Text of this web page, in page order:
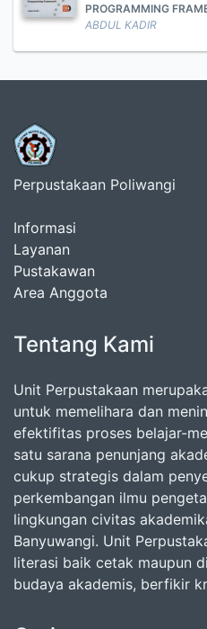
PROGRAMMING
ABDUL KADIR
Perpustakaan Poliwangi
Informasi
Layanan
Pustakawan
Area Anggota
Tentang Kami
Unit Perpustakaan
untuk memelihara dan
efektifitas proses belajar-
satu sarana penunjang
cukup strategis dalam
perkembangan ilmu
lingkungan civitas
Banyuwangi. Unit
literasi baik cetak maupun
budaya akademis, berfikir